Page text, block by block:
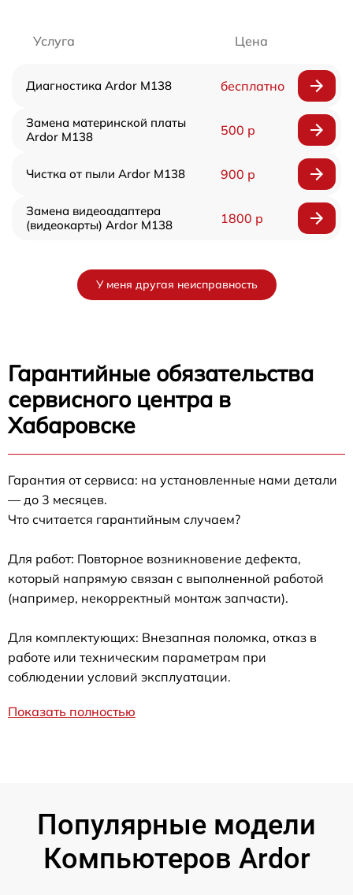
Услуга Цена
Диагностика Ardor M138 бесплатно
Замена материнской платы
Ardor M138
500 р
Чистка от пыли Ardor M138 900 р
Замена видеоадаптера
(видеокарты) Ardor M138
1800 р
У меня другая неисправность
Гарантийные обязательства
сервисного центра в
Хабаровске
Гарантия от сервиса: на установленные нами детали
— до 3 месяцев.
Что считается гарантийным случаем?
Для работ: Повторное возникновение дефекта,
который напрямую связан с выполненной работой
(например, некорректный монтаж запчасти).
Для комплектующих: Внезапная поломка, отказ в
работе или техническим параметрам при
соблюдении условий эксплуатации.
Показать полностью
Популярные модели
Компьютеров Ardor